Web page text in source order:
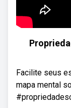
Facilite seus
mapa mental